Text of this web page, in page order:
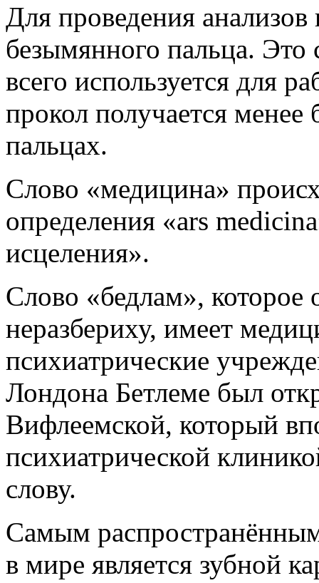
Для проведения анализов
безымянного пальца. Это
всего используется для
прокол получается
пальцах.
Слово «медицина»
определения «ars
исцеления».
Слово «бедлам», которое
неразбериху, имеет
психиатрические
Лондона Бетлеме был
Вифлеемской, который
психиатрической
слову.
Самым
в мире является зубной